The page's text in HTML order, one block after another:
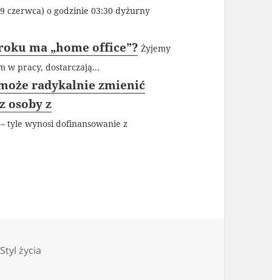
czerwca) o godzinie 03:30 dyżurny
ma „home office”? Żyjemy
w pracy, dostarczają...
radykalnie zmienić
osoby z
tyle wynosi dofinansowanie z
Kategorie
Styl życia